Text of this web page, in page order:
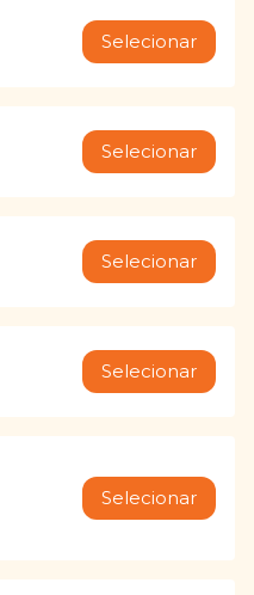
Selecionar
Selecionar
Selecionar
Selecionar
Selecionar